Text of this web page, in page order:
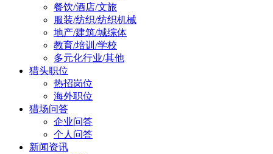
餐饮/酒店/文旅
服装/纺织/纺织机械
地产/建筑/城综体
教育/培训/学校
多元化行业/其他
猎头职位
热招岗位
海外职位
猎场问答
企业问答
个人问答
新闻资讯